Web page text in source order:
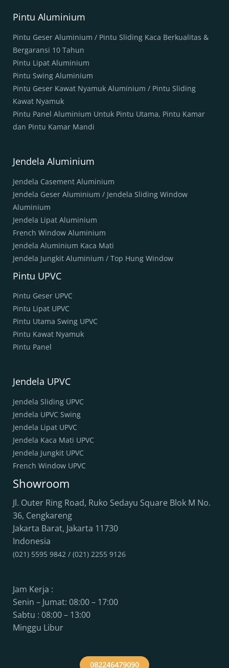
Pintu Aluminium
Pintu Geser Aluminium / Pintu Sliding Kaca Berkualitas &
Bergaransi 10 Tahun
Pintu Lipat Aluminium
Pintu Swing Aluminium
Pintu Geser Kawat Nyamuk Aluminium / Pintu Sliding
Kawat Nyamuk
Pintu Panel Aluminium Untuk Pintu Utama, Pintu Kamar
dan Pintu Kamar Mandi
Jendela Aluminium
Jendela Casement Aluminium
Jendela Geser Aluminium / Jendela Sliding Window
Aluminium
Jendela Lipat Aluminium
French Window Aluminium
Jendela Aluminium Kaca Mati
Jendela Jungkit Aluminium / Top Hung Window
Pintu UPVC
Pintu Geser UPVC
Pintu Lipat UPVC
Pintu Utama Swing UPVC
Pintu Kawat Nyamuk
Pintu Panel
Jendela UPVC
Jendela Sliding UPVC
Jendela UPVC Swing
Jendela Lipat UPVC
Jendela Kaca Mati UPVC
Jendela Jungkit UPVC
French Window UPVC
Showroom
Jl. Outer Ring Road, Ruko Sedayu Square Blok M No.
36, Cengkareng
Jakarta Barat, Jakarta 11730
Indonesia
(021) 5595 9842 / (021) 2255 9126
Jam Kerja :
Senin – Jumat: 08:00 – 17:00
Sabtu : 08:00 – 13:00
Minggu Libur
082246479090